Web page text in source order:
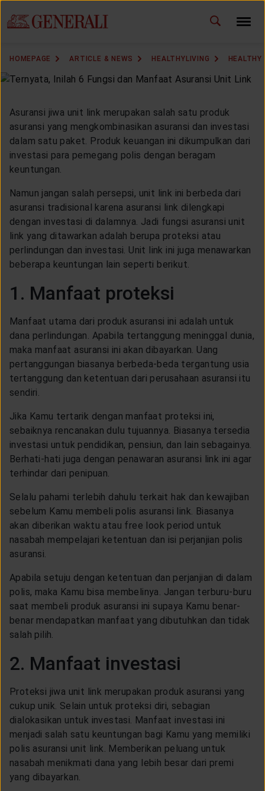
HOMEPAGE ARTICLE & NEWS HEALTHYLIVING
Asuransi jiwa unit link merupakan salah satu produk
asuransi yang mengkombinasikan asuransi dan investasi
dalam satu paket. Produk keuangan ini dikumpulkan dari
investasi para pemegang polis dengan beragam
keuntungan.
Namun jangan salah persepsi, unit link ini berbeda dari
asuransi tradisional karena asuransi link dilengkapi
dengan investasi di dalamnya. Jadi fungsi asuransi unit
link yang ditawarkan adalah berupa proteksi atau
perlindungan dan investasi. Unit link ini juga menawarkan
beberapa keuntungan lain seperti berikut.
1. Manfaat proteksi
Manfaat utama dari produk asuransi ini adalah untuk
dana perlindungan. Apabila tertanggung meninggal dunia,
maka manfaat asuransi ini akan dibayarkan. Uang
pertanggungan biasanya berbeda-beda tergantung usia
tertanggung dan ketentuan dari perusahaan asuransi itu
sendiri.
Jika Kamu tertarik dengan manfaat proteksi ini,
sebaiknya rencanakan dulu tujuannya. Biasanya tersedia
investasi untuk pendidikan, pensiun, dan lain sebagainya.
Berhati-hati juga dengan penawaran asuransi link ini agar
terhindar dari penipuan.
Selalu pahami terlebih dahulu terkait hak dan kewajiban
sebelum Kamu membeli polis asuransi link. Biasanya
akan diberikan waktu atau free look period untuk
nasabah mempelajari ketentuan dan isi perjanjian polis
asuransi.
Apabila setuju dengan ketentuan dan perjanjian di dalam
polis, maka Kamu bisa membelinya. Jangan terburu-buru
saat membeli produk asuransi ini supaya Kamu benar-
benar mendapatkan manfaat yang dibutuhkan dan tidak
salah pilih.
2. Manfaat investasi
Proteksi jiwa unit link merupakan produk asuransi yang
cukup unik. Selain untuk proteksi diri, sebagian
dialokasikan untuk investasi. Manfaat investasi ini
menjadi salah satu keuntungan bagi Kamu yang memiliki
polis asuransi unit link. Memberikan peluang untuk
nasabah menikmati dana yang lebih besar dari premi
yang dibayarkan.
CHANGE LANGUAGE ID EN
MARKETING OFFICE
INSURANCE DICTIONARY
OUR SOLUTION
CUSTOMER SERVICE
ABOUT GENERALI
EVENTS
KEAGENAN